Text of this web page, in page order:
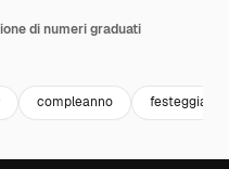
di numeri graduati
compleanno